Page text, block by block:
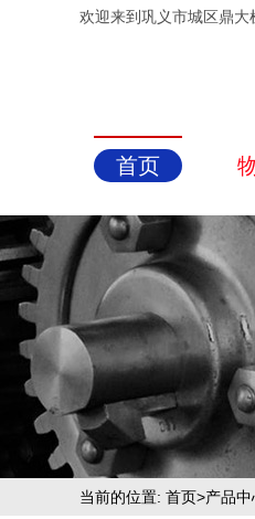
欢迎来到巩义市城区鼎
首页
当前的位置: 首页>产品中